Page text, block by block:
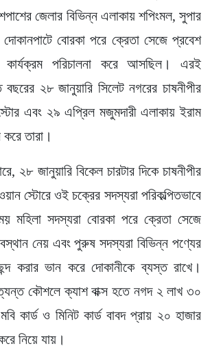
জেলার বিভিন্ন এলাকায় শপিংমল, সুপার
বোরকা পরে ক্রেতা সেজে প্রবেশ
পরিচালনা করে আসছিল। এরই
বছরের ২৮ জানুয়ারি সিলেট নগরের চাষনীপীর
এবং ২৯ এপ্রিল মজুমদারী এলাকায় ইরাম
করে তারা।
২৮ জানুয়ারি বিকেল চারটার দিকে চাষনীপীর
স্টোরে ওই চক্রের সদস্যরা পরিকল্পিতভাবে
মহিলা সদস্যরা বোরকা পরে ক্রেতা সেজে
নেয় এবং পুরুষ সদস্যরা বিভিন্ন পণ্যের
করার ভান করে দোকানীকে ব্যস্ত রাখে।
কৌশলে ক্যাশ বাক্স হতে নগদ ২ লাখ ৩০
কার্ড ও মিনিট কার্ড বাবদ প্রায় ২০ হাজার
নিয়ে যায়।